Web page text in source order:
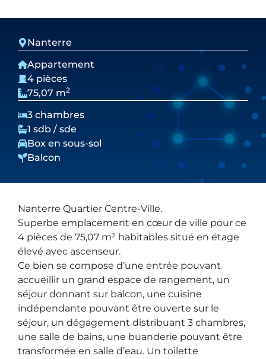
Nanterre
Appartement
4 pièces
75,07 m2
3 chambres
1 sdb / sde
Box en sous-sol
Balcon
Nanterre Quartier Centre-Ville.
Superbe emplacement en cœur de ville pour ce
4 pièces de 75,07 m² habitables situé en étage
élevé avec ascenseur.
Ce bien se compose d’une entrée pouvant
accueillir un grand espace de rangement, un
séjour donnant sur balcon, une cuisine
indépendante pouvant être ouverte sur le
séjour, un dégagement distribuant 3 chambres,
une salle de bains, une buanderie pouvant être
transformée en salle d’eau. Un toilette